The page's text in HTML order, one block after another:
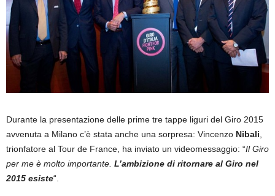
Durante la presentazione delle prime tre tappe liguri del Giro 2015
avvenuta a Milano c’è stata anche una sorpresa: Vincenzo Nibali
trionfatore al Tour de France, ha inviato un videomessaggio: “Il Giro
per me è molto importante. L’ambizione di ritornare al Giro nel
2015 esiste“.